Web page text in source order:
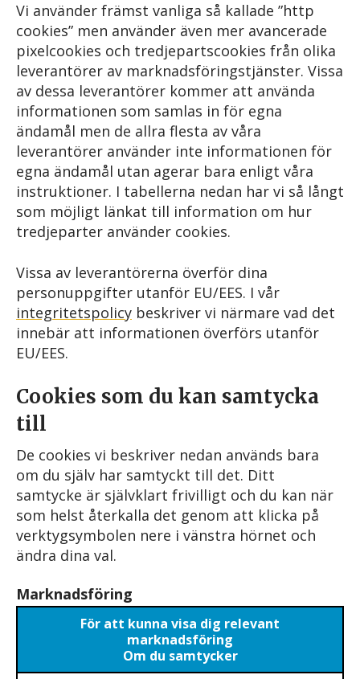
Vi använder främst vanliga så kallade ”http
cookies” men använder även mer avancerade
pixelcookies och tredjepartscookies från olika
leverantörer av marknadsföringstjänster. Vissa
av dessa leverantörer kommer att använda
informationen som samlas in för egna
ändamål men de allra flesta av våra
leverantörer använder inte informationen för
egna ändamål utan agerar bara enligt våra
instruktioner. I tabellerna nedan har vi så långt
som möjligt länkat till information om hur
tredjeparter använder cookies.
Vissa av leverantörerna överför dina
personuppgifter utanför EU/EES. I vår
integritetspolicy beskriver vi närmare vad det
innebär att informationen överförs utanför
EU/EES.
Cookies som du kan samtycka
till
De cookies vi beskriver nedan används bara
om du själv har samtyckt till det. Ditt
samtycke är självklart frivilligt och du kan när
som helst återkalla det genom att klicka på
verktygsymbolen nere i vänstra hörnet och
ändra dina val.
Marknadsföring
För att kunna visa dig relevant
marknadsföring
Om du samtycker